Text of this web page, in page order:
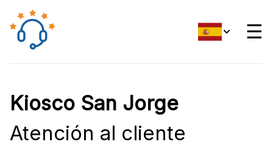
☰
Kiosco San Jorge
Atención al cliente